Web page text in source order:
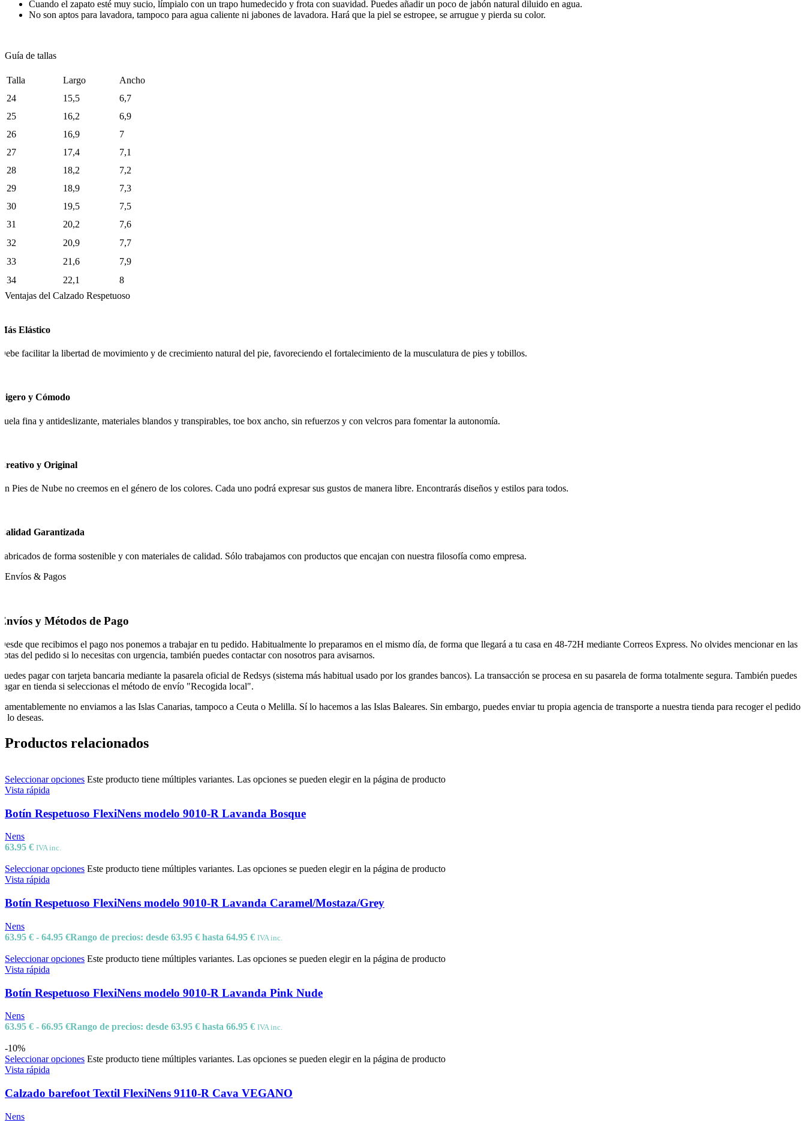
Cuando el zapato esté muy sucio, límpialo con un trapo humedecido y frota con suavidad. Puedes añadir un poco de jabón natural diluido en agua.
No son aptos para lavadora, tampoco para agua caliente ni jabones de lavadora. Hará que la piel se estropee, se arrugue y pierda su color.
Guía de tallas
Talla Largo
Ancho
24
15,5
6,7
25
16,2
6,9
26
16,9
7
27
17,4
7,1
28
18,2
7,2
29
18,9
7,3
30
19,5
7,5
31
20,2
7,6
32
20,9
7,7
33
21,6
7,9
34
22,1
8
Ventajas del Calzado Respetuoso
Elástico
facilitar la libertad de movimiento y de crecimiento natural del pie, favoreciendo el fortalecimiento de la musculatura de pies y tobillos.
y Cómodo
fina y antideslizante, materiales blandos y transpirables, toe box ancho, sin refuerzos y con velcros para fomentar la autonomía.
y Original
Pies de Nube no creemos en el género de los colores. Cada uno podrá expresar sus gustos de manera libre. Encontrarás diseños y estilos para todos.
Garantizada
de forma sostenible y con materiales de calidad. Sólo trabajamos con productos que encajan con nuestra filosofía como empresa.
Envíos & Pagos
y Métodos de Pago
que recibimos el pago nos ponemos a trabajar en tu pedido. Habitualmente lo preparamos en el mismo día, de forma que llegará a tu casa en 48-72H mediante Correos Express. No olvides mencionar en las
del pedido si lo necesitas con urgencia, también puedes contactar con nosotros para avisarnos.
pagar con tarjeta bancaria mediante la pasarela oficial de Redsys (sistema más habitual usado por los grandes bancos). La transacción se procesa en su pasarela de forma totalmente segura. También puedes
en tienda si seleccionas el método de envío "Recogida local".
no enviamos a las Islas Canarias, tampoco a Ceuta o Melilla. Sí lo hacemos a las Islas Baleares. Sin embargo, puedes enviar tu propia agencia de transporte a nuestra tienda para recoger el pedido
lo deseas.
Productos relacionados
Seleccionar opciones Este producto tiene múltiples variantes. Las opciones se pueden elegir en la página de producto
Vista rápida
Botín Respetuoso FlexiNens modelo 9010-R Lavanda Bosque
Nens
63.95 € IVA inc.
Seleccionar opciones Este producto tiene múltiples variantes. Las opciones se pueden elegir en la página de producto
Vista rápida
Botín Respetuoso FlexiNens modelo 9010-R Lavanda Caramel/Mostaza/Grey
Nens
63.95 € - 64.95 €Rango de precios: desde 63.95 € hasta 64.95 € IVA inc.
Seleccionar opciones Este producto tiene múltiples variantes. Las opciones se pueden elegir en la página de producto
Vista rápida
Botín Respetuoso FlexiNens modelo 9010-R Lavanda Pink Nude
Nens
63.95 € - 66.95 €Rango de precios: desde 63.95 € hasta 66.95 € IVA inc.
-10%
Seleccionar opciones Este producto tiene múltiples variantes. Las opciones se pueden elegir en la página de producto
Vista rápida
Calzado barefoot Textil FlexiNens 9110-R Cava VEGANO
Nens